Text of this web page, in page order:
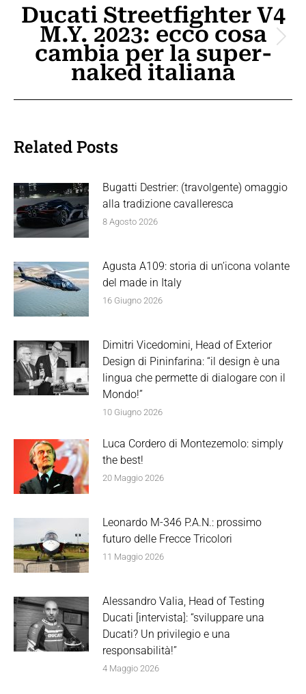
Prossimo
post:
Ducati Streetfighter V4
M.Y. 2023: ecco cosa
cambia per la super-
naked italiana
Related Posts
Bugatti Destrier: (travolgente) omaggio
alla tradizione cavalleresca
8 Agosto 2026
Agusta A109: storia di un’icona volante
del made in Italy
16 Giugno 2026
Dimitri Vicedomini, Head of Exterior
Design di Pininfarina: “il design è una
lingua che permette di dialogare con il
Mondo!”
10 Giugno 2026
Luca Cordero di Montezemolo: simply
the best!
20 Maggio 2026
Leonardo M-346 P.A.N.: prossimo
futuro delle Frecce Tricolori
11 Maggio 2026
Alessandro Valia, Head of Testing
Ducati [intervista]: “sviluppare una
Ducati? Un privilegio e una
responsabilità!”
4 Maggio 2026